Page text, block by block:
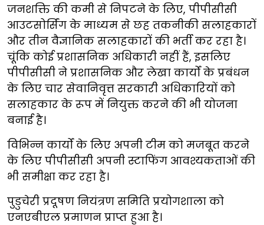
जनशक्ति की कमी से निपटने के लिए, पीपीसीसी
आउटसोर्सिंग के माध्यम से छह तकनीकी सलाहकारों
और तीन वैज्ञानिक सलाहकारों की भर्ती कर रहा है।
चूंकि कोई प्रशासनिक अधिकारी नहीं हैं, इसलिए
पीपीसीसी ने प्रशासनिक और लेखा कार्यों के प्रबंधन
के लिए चार सेवानिवृत्त सरकारी अधिकारियों को
सलाहकार के रूप में नियुक्त करने की भी योजना
बनाई है।
विभिन्न कार्यों के लिए अपनी टीम को मजबूत करने
के लिए पीपीसीसी अपनी स्टाफिंग आवश्यकताओं की
भी समीक्षा कर रहा है।
पुडुचेरी प्रदूषण नियंत्रण समिति प्रयोगशाला को
एनएबीएल प्रमाणन प्राप्त हुआ है।